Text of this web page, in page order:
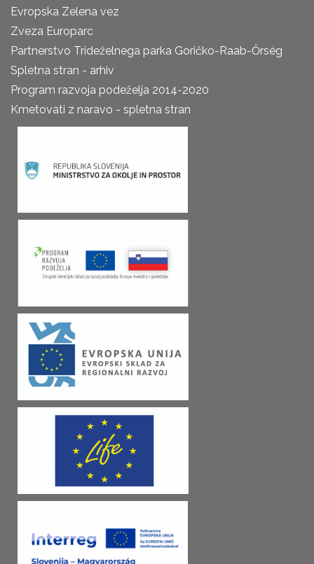
Evropska Zelena vez
Zveza Europarc
Partnerstvo Trideželnega parka Goričko-Raab-Őrség
Spletna stran - arhiv
Program razvoja podeželja 2014-2020
Kmetovati z naravo - spletna stran